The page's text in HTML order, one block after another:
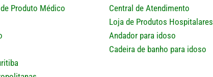
Produto Médico
Central de Atendimento
Loja de Produtos Hospitalares
Andador para idoso
Cadeira de banho para idoso